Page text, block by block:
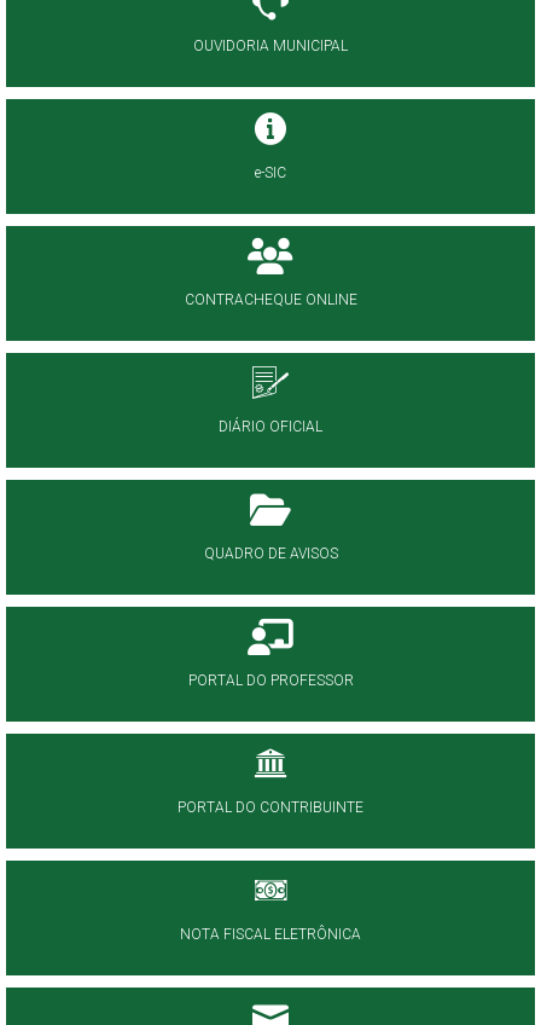
OUVIDORIA MUNICIPAL
e-SIC
CONTRACHEQUE ONLINE
DIÁRIO OFICIAL
QUADRO DE AVISOS
PORTAL DO PROFESSOR
PORTAL DO CONTRIBUINTE
NOTA FISCAL ELETRÔNICA